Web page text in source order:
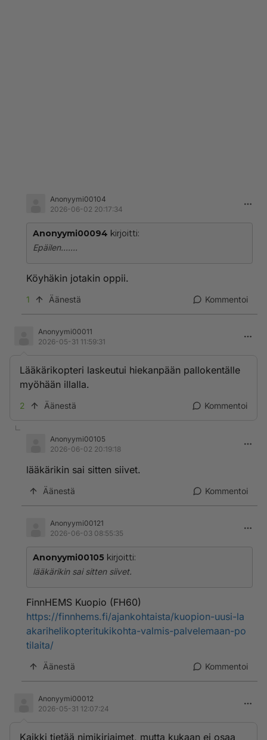
Anonyymi00104
2026-06-02 20:17:34
Anonyymi00094 kirjoitti:
Epäilen.......
Köyhäkin jotakin oppii.
1 Äänestä Kommentoi
Anonyymi00011
2026-05-31 11:59:31
Lääkärikopteri laskeutui hiekanpään pallokentälle
myöhään illalla.
2 Äänestä Kommentoi
Anonyymi00105
2026-06-02 20:19:18
lääkärikin sai sitten siivet.
Äänestä Kommentoi
Anonyymi00121
2026-06-03 08:55:35
Anonyymi00105 kirjoitti:
lääkärikin sai sitten siivet.
FinnHEMS Kuopio (FH60)
https://finnhems.fi/ajankohtaista/kuopion-uusi-la
akarihelikopteritukikohta-valmis-palvelemaan-po
tilaita/
Äänestä Kommentoi
Anonyymi00012
2026-05-31 12:07:24
Kaikki tietää nimikirjaimet, mutta kukaan ei osaa